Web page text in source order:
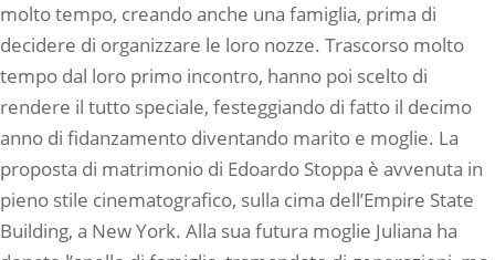
molto tempo, creando anche una famiglia, prima di
decidere di organizzare le loro nozze. Trascorso molto
tempo dal loro primo incontro, hanno poi scelto di
rendere il tutto speciale, festeggiando di fatto il decimo
anno di fidanzamento diventando marito e moglie. La
proposta di matrimonio di Edoardo Stoppa è avvenuta in
pieno stile cinematografico, sulla cima dell’Empire State
Building, a New York. Alla sua futura moglie Juliana ha